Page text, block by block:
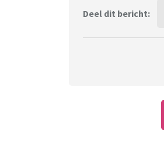
Deel dit bericht: